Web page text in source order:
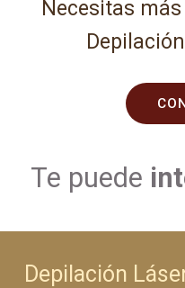
Necesitas
Te puede
Depilación